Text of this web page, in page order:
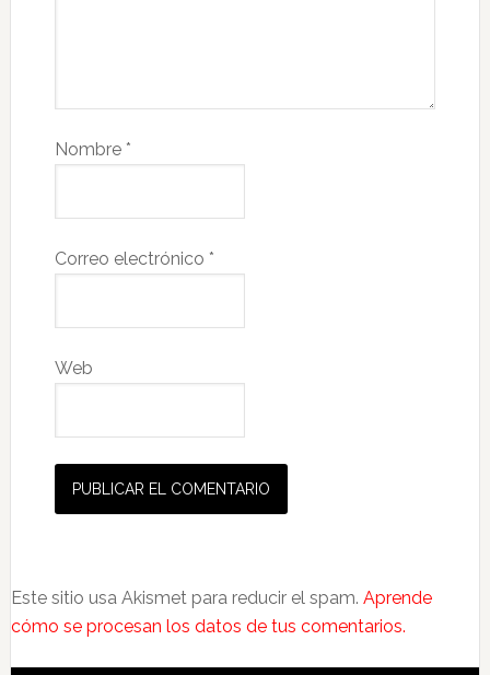
Nombre *
Correo electrónico *
Web
Este sitio usa Akismet para reducir el spam. Aprende
cómo se procesan los datos de tus comentarios.